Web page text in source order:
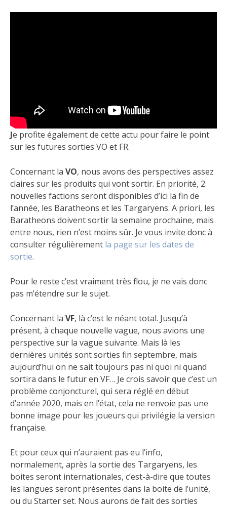
Je profite également de cette actu pour faire le point
sur les futures sorties VO et FR.
Concernant la VO, nous avons des perspectives assez
claires sur les produits qui vont sortir. En priorité, 2
nouvelles factions seront disponibles d’ici la fin de
l’année, les Baratheons et les Targaryens. A priori, les
Baratheons doivent sortir la semaine prochaine, mais
entre nous, rien n’est moins sûr. Je vous invite donc à
consulter régulièrement la page sur les dates de
sortie.
Pour le reste c’est vraiment très flou, je ne vais donc
pas m’étendre sur le sujet.
Concernant la VF, là c’est le néant total. Jusqu’à
présent, à chaque nouvelle vague, nous avions une
perspective sur la vague suivante. Mais là les
dernières unités sont sorties fin septembre, mais
aujourd’hui on ne sait toujours pas ni quoi ni quand
sortira dans le futur en VF… Je crois savoir que c’est un
problème conjoncturel, qui sera réglé en début
d’année 2020, mais en l’état, cela ne renvoie pas une
bonne image pour les joueurs qui privilégie la version
française.
Et pour ceux qui n’auraient pas eu l’info,
normalement, après la sortie des Targaryens, les
boites seront internationales, c’est-à-dire que toutes
les langues seront présentes dans la boite de l’unité,
ou du Starter set. Nous aurons de fait des sorties